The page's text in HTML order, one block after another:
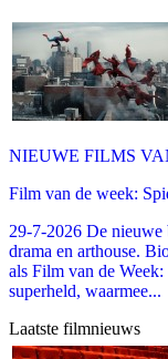
NIEUWE FILMS
Film van de week:
29-7-2026 De nieuwe
drama en arthouse.
als Film van de
superheld, waarmee...
Laatste filmnieuws